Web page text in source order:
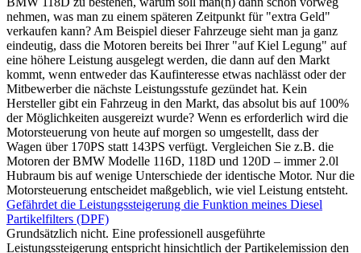
nehmen, was man zu einem späteren Zeitpunkt für "extra Geld"
verkaufen kann? Am Beispiel dieser Fahrzeuge sieht man ja ganz
eindeutig, dass die Motoren bereits bei Ihrer "auf Kiel Legung" auf
eine höhere Leistung ausgelegt werden, die dann auf den Markt
kommt, wenn entweder das Kaufinteresse etwas nachlässt oder der
Mitbewerber die nächste Leistungsstufe gezündet hat. Kein
Hersteller gibt ein Fahrzeug in den Markt, das absolut bis auf 100%
der Möglichkeiten ausgereizt wurde? Wenn es erforderlich wird die
Motorsteuerung von heute auf morgen so umgestellt, dass der
Wagen über 170PS statt 143PS verfügt. Vergleichen Sie z.B. die
Motoren der BMW Modelle 116D, 118D und 120D – immer 2.0l
Hubraum bis auf wenige Unterschiede der identische Motor. Nur die
Motorsteuerung entscheidet maßgeblich, wie viel Leistung entsteht.
Gefährdet die Leistungssteigerung die Funktion meines Diesel
Partikelfilters (DPF)
Grundsätzlich nicht. Eine professionell ausgeführte
Leistungssteigerung entspricht hinsichtlich der Partikelemission den